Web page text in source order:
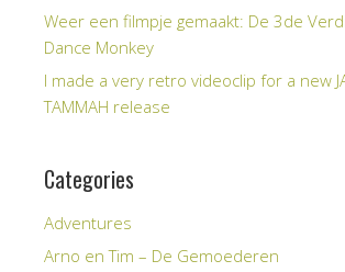
Weer een filmpje gemaakt: De 3de
Dance Monkey
I made a very retro videoclip for a new
TAMMAH release
Categories
Adventures
Arno en Tim – De Gemoederen